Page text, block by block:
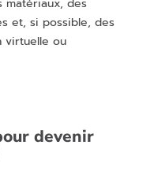
matériaux, des
et, si possible, des
virtuelle ou
devenir